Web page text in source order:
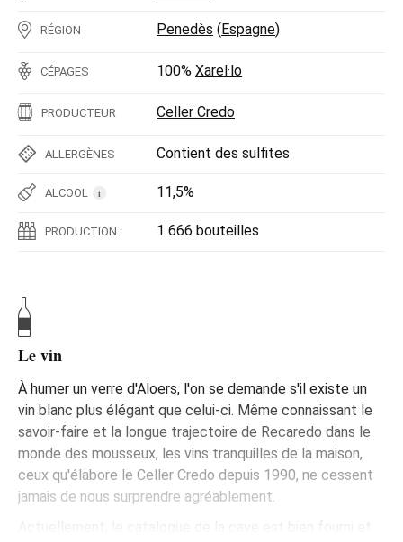
RÉGION Penedès (Espagne)
CÉPAGES 100% Xarel·lo
PRODUCTEUR Celler Credo
ALLERGÈNES Contient des sulfites
ALCOOL i 11,5%
PRODUCTION : 1 666 bouteilles
Le vin
À humer un verre d'Aloers, l'on se demande s'il existe un
vin blanc plus élégant que celui-ci. Même connaissant le
savoir-faire et la longue trajectoire de Recaredo dans le
monde des mousseux, les vins tranquilles de la maison,
ceux qu'élabore le Celler Credo depuis 1990, ne cessent
jamais de nous surprendre agréablement.